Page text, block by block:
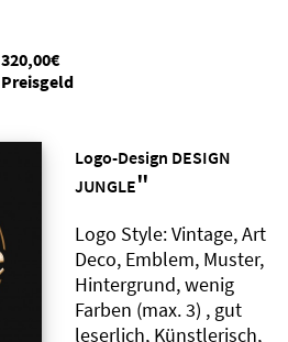
320,00€
Preisgeld
Logo-Design DESIGN
JUNGLE"
Logo Style: Vintage, Art
Deco, Emblem, Muster,
Hintergrund, wenig
Farben (max. 3) , gut
leserlich, Künstlerisch,